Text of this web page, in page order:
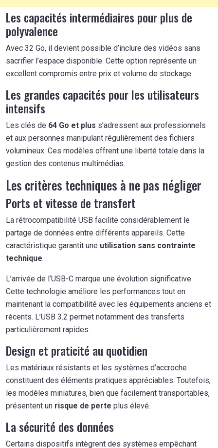
Les capacités intermédiaires pour plus de
polyvalence
Avec 32 Go, il devient possible d’inclure des vidéos sans
sacrifier l’espace disponible. Cette option représente un
excellent compromis entre prix et volume de stockage.
Les grandes capacités pour les utilisateurs
intensifs
Les clés de 64 Go et plus s’adressent aux professionnels
et aux personnes manipulant régulièrement des fichiers
volumineux. Ces modèles offrent une liberté totale dans la
gestion des contenus multimédias.
Les critères techniques à ne pas négliger
Ports et vitesse de transfert
La rétrocompatibilité USB facilite considérablement le
partage de données entre différents appareils. Cette
caractéristique garantit une utilisation sans contrainte
technique.
L’arrivée de l’USB-C marque une évolution significative.
Cette technologie améliore les performances tout en
maintenant la compatibilité avec les équipements anciens et
récents. L’USB 3.2 permet notamment des transferts
particulièrement rapides.
Design et praticité au quotidien
Les matériaux résistants et les systèmes d’accroche
constituent des éléments pratiques appréciables. Toutefois,
les modèles miniatures, bien que facilement transportables,
présentent un risque de perte plus élevé.
La sécurité des données
Certains dispositifs intègrent des systèmes empêchant